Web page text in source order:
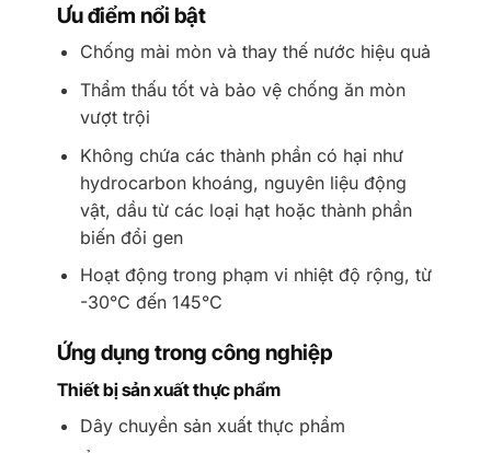
Ưu điểm nổi bật
Chống mài mòn và thay thế nước hiệu quả
Thẩm thấu tốt và bảo vệ chống ăn mòn
vượt trội
Không chứa các thành phần có hại như
hydrocarbon khoáng, nguyên liệu động
vật, dầu từ các loại hạt hoặc thành phần
biến đổi gen
Hoạt động trong phạm vi nhiệt độ rộng, từ
-30°C đến 145°C
Ứng dụng trong công nghiệp
Thiết bị sản xuất thực phẩm
Dây chuyền sản xuất thực phẩm